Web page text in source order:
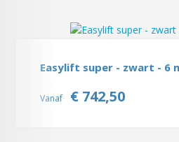
Easylift super - zwart - 6
Vanaf € 742,50